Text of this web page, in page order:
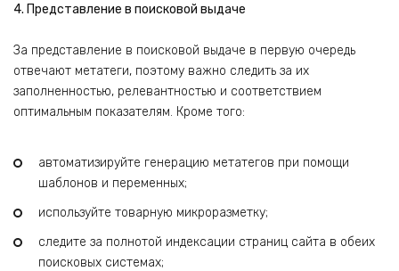
4. Представление в поисковой выдаче
За представление в поисковой выдаче в первую очередь
отвечают метатеги, поэтому важно следить за их
заполненностью, релевантностью и соответствием
оптимальным показателям. Кроме того:
автоматизируйте генерацию метатегов при помощи
шаблонов и переменных;
используйте товарную микроразметку;
следите за полнотой индексации страниц сайта в обеих
поисковых системах;